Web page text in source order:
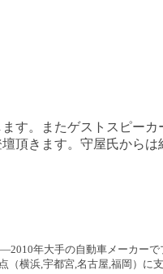
す。またゲストスピー
頂きます。守屋氏から
年大手の自動車メーカー
横浜,宇都宮,名古屋,福岡）